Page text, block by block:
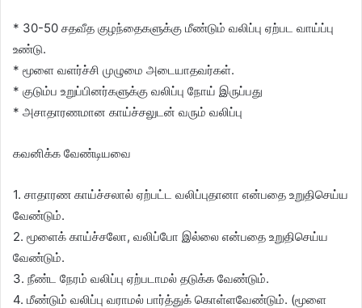
* 30-50 சதவீத குழந்தைகளுக்கு மீண்டும் வலிப்பு ஏற்பட வாய்ப்பு
உண்டு.
* மூளை வளர்ச்சி முழுமை அடையாதவர்கள்.
* குடும்ப உறுப்பினர்களுக்கு வலிப்பு நோய் இருப்பது
* அசாதாரணமான காய்ச்சலுடன் வரும் வலிப்பு
கவனிக்க வேண்டியவை
1. சாதாரண காய்ச்சலால் ஏற்பட்ட வலிப்புதானா என்பதை உறுதிசெய்ய
வேண்டும்.
2. மூளைக் காய்ச்சலோ, வலிப்போ இல்லை என்பதை உறுதிசெய்ய
வேண்டும்.
3. நீண்ட நேரம் வலிப்பு ஏற்படாமல் தடுக்க வேண்டும்.
4. மீண்டும் வலிப்பு வராமல் பார்த்துக் கொள்ளவேண்டும். (மூளை